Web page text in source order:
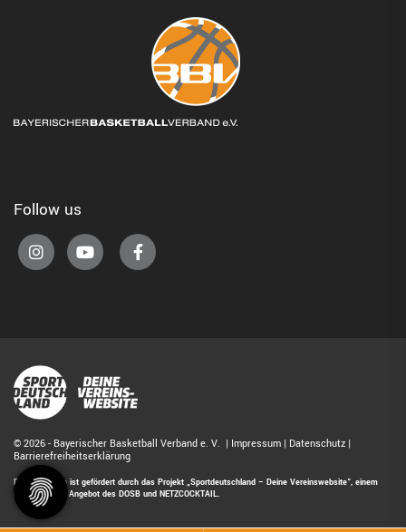
Follow us
© 2026 - Bayerischer Basketball Verband e. V. | Impressum | Datenschutz |
Barrierefreiheitserklärung
Diese Website ist gefördert durch das Projekt „Sportdeutschland – Deine Vereinswebsite”, einem
gemeinsamen Angebot des DOSB und NETZCOCKTAIL.